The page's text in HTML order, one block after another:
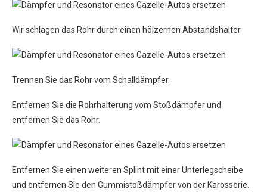
Wir schlagen das Rohr durch einen hölzernen Abstandshalter
Trennen Sie das Rohr vom Schalldämpfer.
Entfernen Sie die Rohrhalterung vom Stoßdämpfer und
entfernen Sie das Rohr.
Entfernen Sie einen weiteren Splint mit einer Unterlegscheibe
und entfernen Sie den Gummistoßdämpfer von der Karosserie.